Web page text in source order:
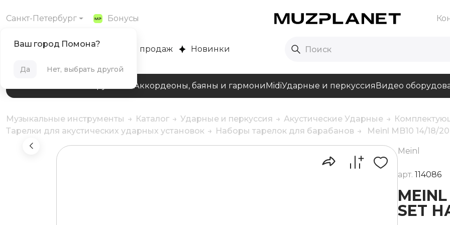
Санкт-Петербург Бонусы
Ваш город Помона?
Да Нет, выбрать другой
MUZPLANET Хиты продаж Новинки
Клавишные инструментыАккордеоны, баяны и гармониMidiУдарные и перкуссияВидео
Музыкальные инструменты Каталог Ударные и перкуссия Акустические Ударные
Тарелки для акустических ударных установок
Наборы тарелок для барабанов Meinl MB10 14/18/
Meinl
арт. 114086
SET